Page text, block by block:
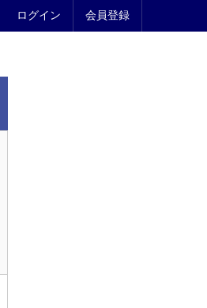
ログイン 会員登録